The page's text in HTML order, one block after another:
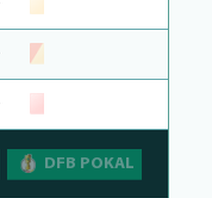
DFB POKAL